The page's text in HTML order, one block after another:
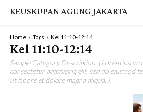
KEUSKUPAN AGUNG JAKARTA
Home Tags Kel 11:10-12:14
Kel 11:10-12:14
Sample Category Description. ( Lorem ipsum
consectetur adipisicing elit, sed do eiusmod
ut labore et dolore magna aliqua. )